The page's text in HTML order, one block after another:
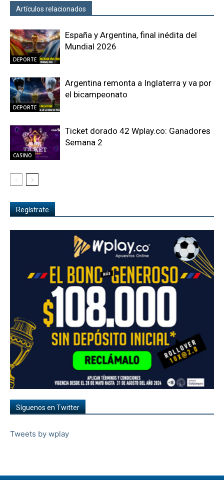
Artículos relacionados
DEPORTE
España y Argentina, final inédita del
Mundial 2026
DEPORTE
Argentina remonta a Inglaterra y va por
el bicampeonato
CASINO
Ticket dorado 42 Wplay.co: Ganadores
Semana 2
Regístrate
Síguenos en Twitter
Tweets by wplay